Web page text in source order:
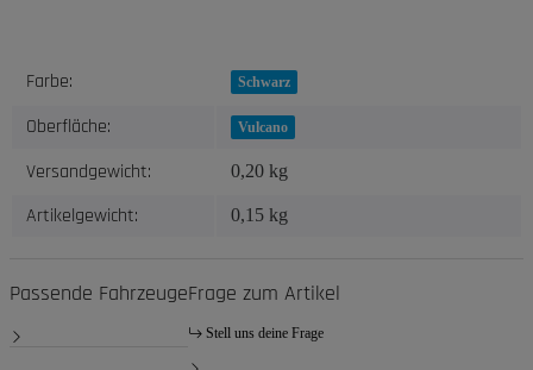
Produkteigenschaft
Wert
Farbe: Schwarz
Oberfläche: Vulcano
Versandgewicht: 0,20 kg
Artikelgewicht: 0,15 kg
Passende FahrzeugeFrage zum Artikel
Stell uns deine Frage